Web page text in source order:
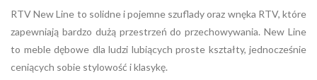
RTV New Line to solidne i pojemne szuflady oraz wnęka RTV, które
zapewniają bardzo dużą przestrzeń do przechowywania. New Line
to meble dębowe dla ludzi lubiących proste kształty, jednocześnie
ceniących sobie stylowość i klasykę.